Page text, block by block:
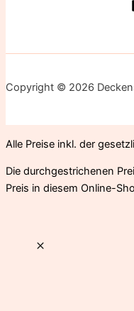
Copyright © 2026
Alle Preise inkl. der
Die durchgestrichenen
Preis in diesem Online-